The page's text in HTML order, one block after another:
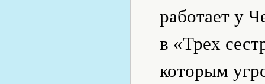
работает у
в «Трех
которым